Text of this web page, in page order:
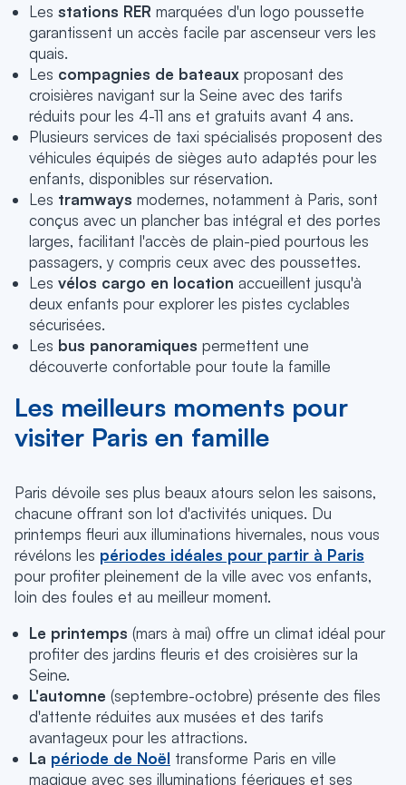
Les stations RER marquées d'un logo poussette
garantissent un accès facile par ascenseur vers les
quais.
Les compagnies de bateaux proposant des
croisières navigant sur la Seine avec des tarifs
réduits pour les 4-11 ans et gratuits avant 4 ans.
Plusieurs services de taxi spécialisés proposent des
véhicules équipés de sièges auto adaptés pour les
enfants, disponibles sur réservation.
Les tramways modernes, notamment à Paris, sont
conçus avec un plancher bas intégral et des portes
larges, facilitant l'accès de plain-pied pourtous les
passagers, y compris ceux avec des poussettes.
Les vélos cargo en location accueillent jusqu'à
deux enfants pour explorer les pistes cyclables
sécurisées.
Les bus panoramiques permettent une
découverte confortable pour toute la famille
Les meilleurs moments pour
visiter Paris en famille
Paris dévoile ses plus beaux atours selon les saisons,
chacune offrant son lot d'activités uniques. Du
printemps fleuri aux illuminations hivernales, nous vous
révélons les périodes idéales pour partir à Paris
pour profiter pleinement de la ville avec vos enfants,
loin des foules et au meilleur moment.
Le printemps (mars à mai) offre un climat idéal pour
profiter des jardins fleuris et des croisières sur la
Seine.
L'automne (septembre-octobre) présente des files
d'attente réduites aux musées et des tarifs
avantageux pour les attractions.
La période de Noël transforme Paris en ville
magique avec ses illuminations féeriques et ses